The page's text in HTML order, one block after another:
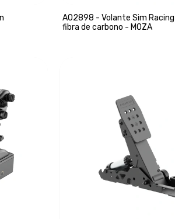
A02898 - Volante Sim
fibra de carbono - MOZA